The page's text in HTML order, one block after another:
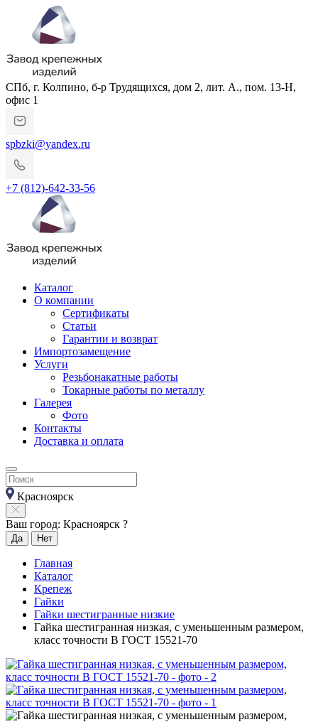
СПб, г. Колпино, б-р Трудящихся, дом 2, лит. А., пом. 13-Н,
офис 1
spbzki@yandex.ru
+7 (812)-642-33-56
Каталог
О компании
Сертификаты
Статьи
Гарантии и возврат
Импортозамещение
Услуги
Резьбонакатные работы
Токарные работы по металлу
Галерея
Фото
Контакты
Доставка и оплата
Красноярск
Ваш город: Красноярск ?
Да Нет
Главная
Каталог
Крепеж
Гайки
Гайки шестигранные низкие
Гайка шестигранная низкая, с уменьшенным размером,
класс точности В ГОСТ 15521-70